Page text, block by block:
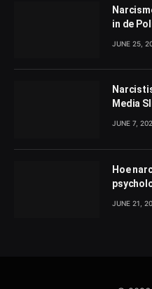
in de
JUNE 25,
Media
JUNE 7,
Hoe
JUNE 21,